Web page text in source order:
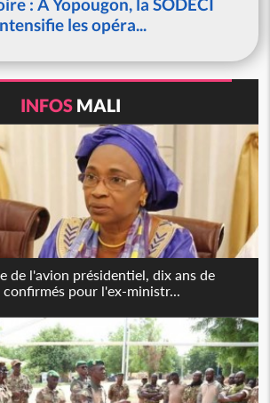
les opéra...
INFOS MALI
de l'avion présidentiel, dix ans de
confirmés pour l'ex-ministr...